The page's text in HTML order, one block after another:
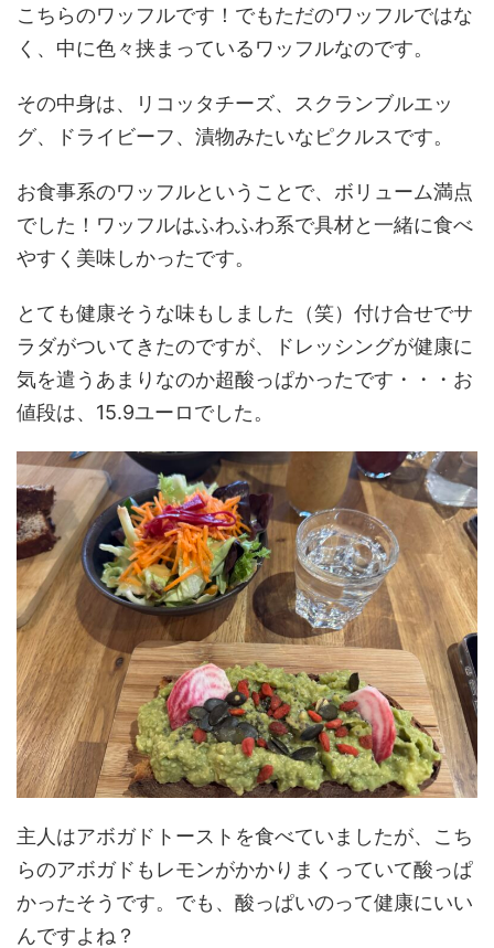
こちらのワッフルです！でもただのワッフルではな
く、中に色々挟まっているワッフルなのです。
その中身は、リコッタチーズ、スクランブルエッ
グ、ドライビーフ、漬物みたいなピクルスです。
お食事系のワッフルということで、ボリューム満点
でした！ワッフルはふわふわ系で具材と一緒に食べ
やすく美味しかったです。
とても健康そうな味もしました（笑）付け合せでサ
ラダがついてきたのですが、ドレッシングが健康に
気を遣うあまりなのか超酸っぱかったです・・・お
値段は、15.9ユーロでした。
主人はアボガドトーストを食べていましたが、こち
らのアボガドもレモンがかかりまくっていて酸っぱ
かったそうです。でも、酸っぱいのって健康にいい
んですよね？